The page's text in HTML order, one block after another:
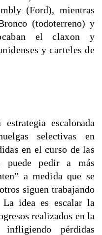
(Ford), mientras
(todoterreno) y
el claxon y
y carteles de
estrategiaescalonada
selectivas en
en el curso de las
puede pedir a más
a medida que se
siguen trabajando
La idea es escalar la
realizados en la
infligiendo pérdidas